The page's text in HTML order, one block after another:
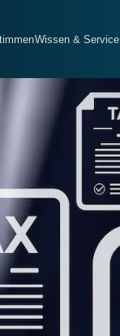
Wissen & Service